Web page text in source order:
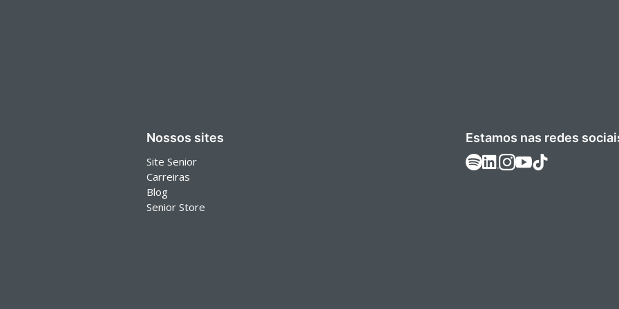
Nossos sites
Site Senior
Carreiras
Blog
Senior Store
Estamos nas redes